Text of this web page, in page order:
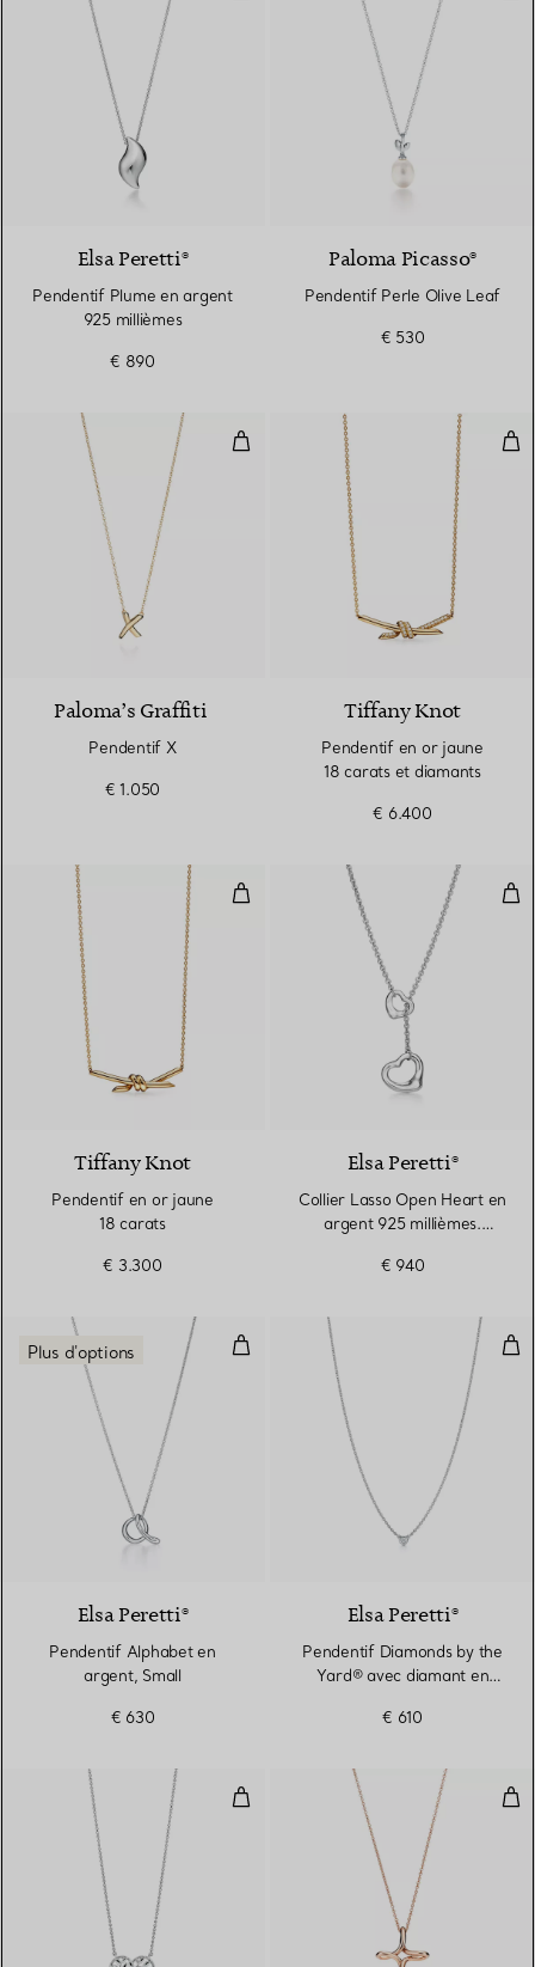
Elsa Peretti®
Pendentif Plume en argent
925 millièmes
€ 890
Paloma Picasso®
Pendentif Perle Olive Leaf
€ 530
Pendentif X
2 Matériaux
Paloma’s Graffiti
Pendentif X
€ 1.050
Tiffany Knot
Pendentif en or jaune
18 carats et diamants
€ 6.400
Pendentif en or jaune 18 carats
2 Matériaux
Tiffany Knot
Pendentif en or jaune
18 carats
€ 3.300
Elsa Peretti®
Collier Lasso Open Heart en
argent 925 millièmes.
€ 940
Pendentif Alphabet en argent,
Plus d'options
Elsa Peretti®
Pendentif Alphabet en
argent, Small
€ 630
Elsa Peretti®
Pendentif Diamonds by the
Yard® avec diamant en
€ 610
Pendentif Cœur Olive Leaf